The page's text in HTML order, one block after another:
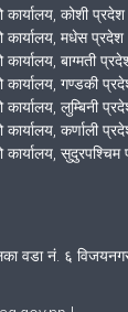
कार्यालय, कोशी प्रदेश
कार्यालय, मधेस प्रदेश
कार्यालय, बाग्मती
कार्यालय, गण्डकी
कार्यालय, लुम्बिनी
कार्यालय, कर्णाली
कार्यालय,
वडा नं. ६